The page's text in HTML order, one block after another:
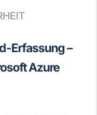
Erfassung–
Azure